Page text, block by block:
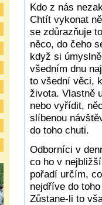
Kdo z nás
Chtít vykonat
se zdůrazňuje
něco, do čeho
když si
všedním dnu
to všední věci,
života. Vlastně
nebo vyřídit,
slíbenou
do toho chuti.
Odborníci v
co ho v
pořadí určím,
nejdříve do
Zůstane-li to